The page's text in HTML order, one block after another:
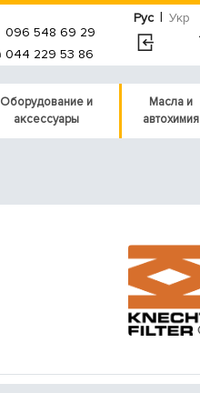
Рус | Укр
096 548 69 29
044 229 53 86
Оборудование и
аксессуары
Масла и
автохимия